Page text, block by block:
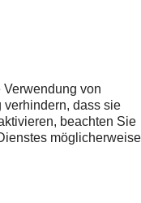
von
dass sie
beachten Sie
möglicherweise